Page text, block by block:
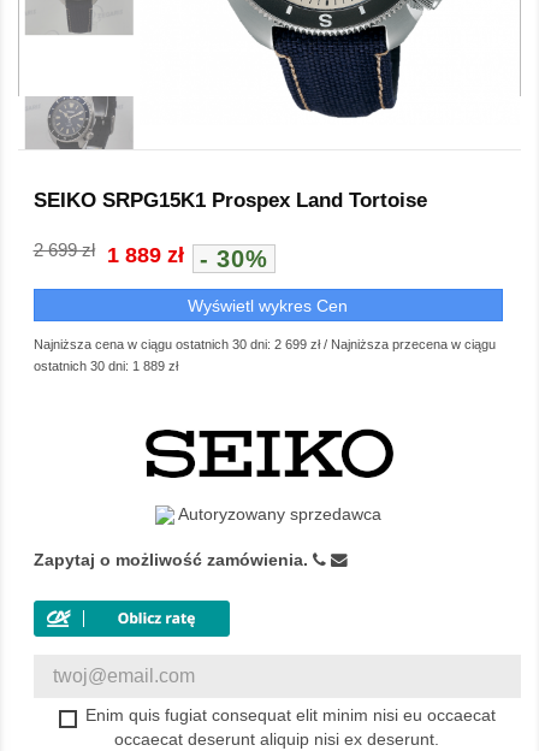
SEIKO SRPG15K1 Prospex Land Tortoise
1 889 zł - 30%
2 699 zł
Wyświetl wykres Cen
Najniższa cena w ciągu ostatnich 30 dni: 2 699 zł/ Najniższa przecena w ciągu
ostatnich 30 dni: 1 889 zł
Autoryzowany sprzedawca
Zapytaj o możliwość zamówienia.
Enim quis fugiat consequat elit minim nisi eu occaecat
occaecat deserunt aliquip nisi ex deserunt.